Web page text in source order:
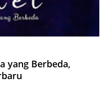
yang Berbeda,